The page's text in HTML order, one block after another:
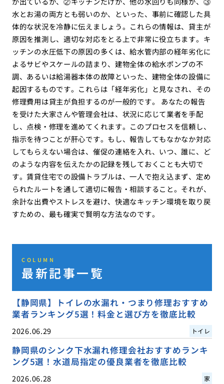
水とお湯の両方とも弱いのか、といった、事前に確認した具
体的な状況を冷静に伝えましょう。これらの情報は、貸主が
原因を推測し、適切な対応をとる上で非常に役立ちます。キ
ッチンの水圧低下の原因の多くは、給水管内部の経年劣化に
よるサビやスケールの詰まり、建物全体の給水ポンプの不
調、あるいは給湯器本体の故障といった、建物全体の設備に
起因するものです。これらは「経年劣化」と見なされ、その
修理費用は貸主が負担するのが一般的です。 あなたの報告
を受けた大家さんや管理会社は、状況に応じて業者を手配
し、点検・修理を進めてくれます。このプロセスを信頼し、
指示を待つことが肝心です。もし、報告してもなかなか対応
してもらえない場合は、催促の連絡を入れ、いつ、誰に、ど
のような内容を伝えたかの記録を残しておくことも大切で
す。賃貸住宅での設備トラブルは、一人で抱え込まず、定め
られたルートを通して適切に報告・相談すること。それが、
余計な出費やストレスを避け、快適なキッチン環境を取り戻
すための、最も確実で賢明な方法なのです。
COLUMN
最新記事一覧
【静岡県】トイレの水漏れ・つまり修理おすすめ
業者ランキング5選！料金と選び方を徹底比較
2026.06.29 トイレ
静岡県のシンク下水漏れ修理会社おすすめランキ
ング5選！水道局指定の優良業者を徹底比較
2026.06.28 家